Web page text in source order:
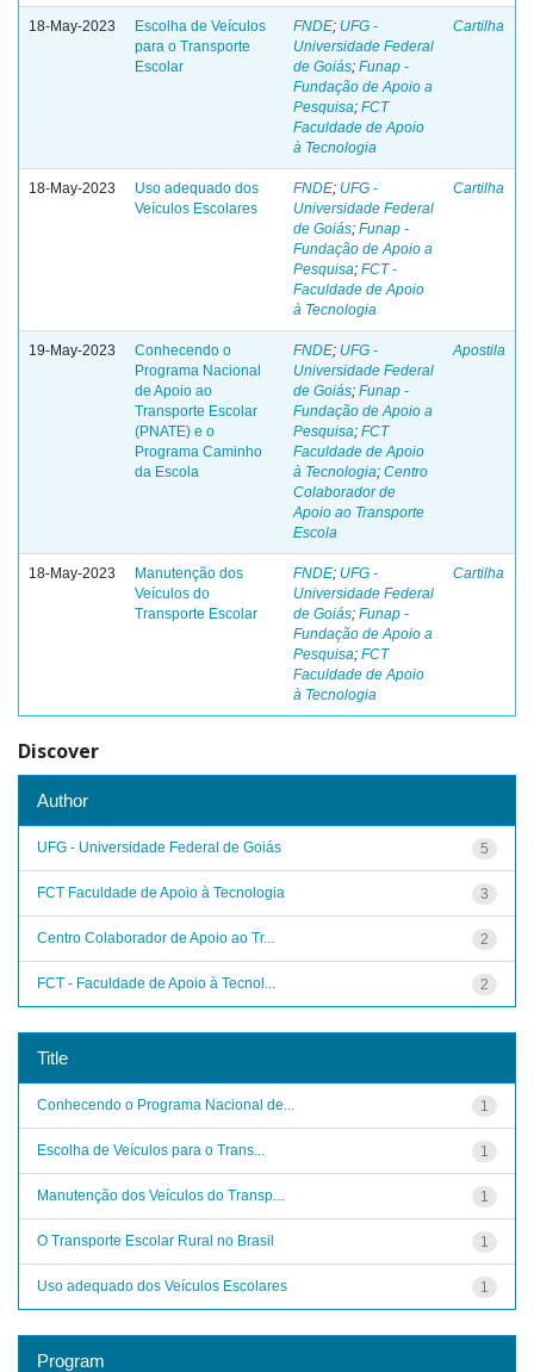
18-May-2023
Escolha de Veículos
para o Transporte
Escolar
FNDE; UFG -
Universidade Federal
de Goiás; Funap -
Fundação de Apoio a
Pesquisa; FCT
Faculdade de Apoio
à Tecnologia
Cartilha
18-May-2023
Uso adequado dos
Veículos Escolares
FNDE; UFG -
Universidade Federal
de Goiás; Funap -
Fundação de Apoio a
Pesquisa; FCT -
Faculdade de Apoio
à Tecnologia
Cartilha
19-May-2023
Conhecendo o
Programa Nacional
de Apoio ao
Transporte Escolar
(PNATE) e o
Programa Caminho
da Escola
FNDE; UFG -
Universidade Federal
de Goiás; Funap -
Fundação de Apoio a
Pesquisa; FCT
Faculdade de Apoio
à Tecnologia; Centro
Colaborador de
Apoio ao Transporte
Escola
Apostila
18-May-2023
Manutenção dos
Veículos do
Transporte Escolar
FNDE; UFG -
Universidade Federal
de Goiás; Funap -
Fundação de Apoio a
Pesquisa; FCT
Faculdade de Apoio
à Tecnologia
Cartilha
Discover
Author
5
UFG - Universidade Federal de Goiás
3
FCT Faculdade de Apoio à Tecnologia
2
Centro Colaborador de Apoio ao Tr...
2
FCT - Faculdade de Apoio à Tecnol...
Title
1
Conhecendo o Programa Nacional de...
1
Escolha de Veículos para o Trans...
1
Manutenção dos Veículos do Transp...
1
O Transporte Escolar Rural no Brasil
1
Uso adequado dos Veículos Escolares
Program